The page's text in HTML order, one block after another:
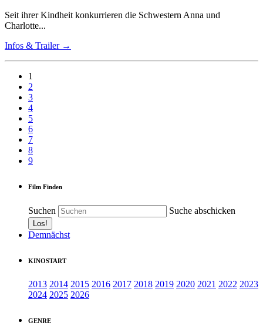
Seit ihrer Kindheit konkurrieren die Schwestern Anna und
Charlotte...
Infos & Trailer →
1
2
3
4
5
6
7
8
9
Film Finden
Suchen Suche abschicken
Demnächst
KINOSTART
2013 2014 2015 2016 2017 2018 2019 2020 2021 2022 2023
2024 2025 2026
GENRE